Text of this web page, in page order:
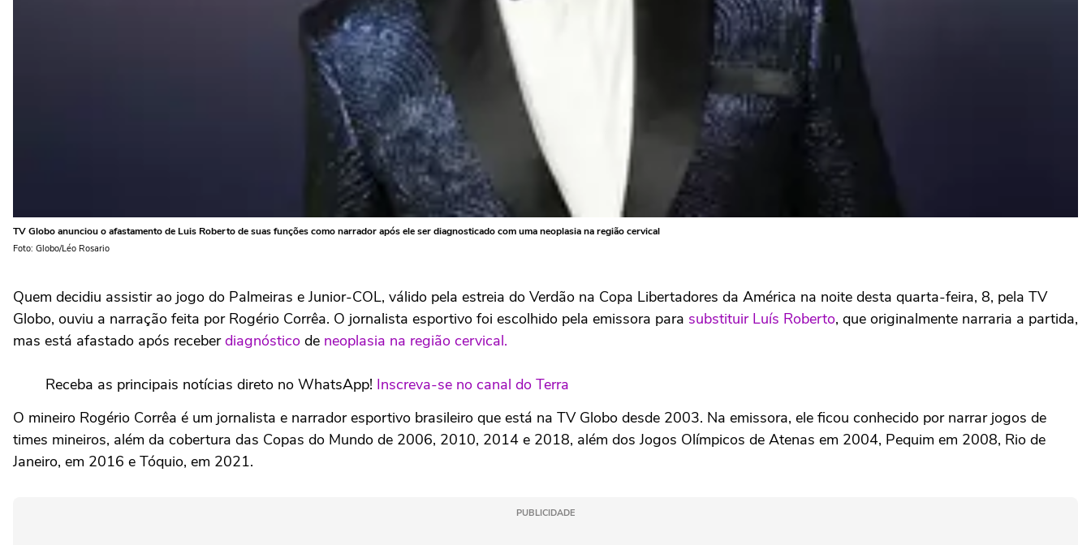
TV Globo anunciou o afastamento de Luis Roberto de suas funções como narrador após ele ser diagnosticado com uma neoplasia na região cervical
Foto: Globo/Léo Rosario
Quem decidiu assistir ao jogo do Palmeiras e Junior-COL, válido pela estreia do Verdão na Copa Libertadores da América na noite desta quarta-feira, 8, pela TV
Globo, ouviu a narração feita por Rogério Corrêa. O jornalista esportivo foi escolhido pela emissora para substituir Luís Roberto, que originalmente narraria a partida,
mas está afastado após receberdiagnóstico de neoplasia na região cervical.
Receba as principais notícias direto no WhatsApp! Inscreva-se no canal do Terra
O mineiro Rogério Corrêa é um jornalista e narrador esportivo brasileiro que está na TV Globo desde 2003. Na emissora, ele ficou conhecido por narrar jogos de
times mineiros, além da cobertura das Copas do Mundo de 2006, 2010, 2014 e 2018, além dos Jogos Olímpicos de Atenas em 2004, Pequim em 2008, Rio de
Janeiro, em 2016 e Tóquio, em 2021.
PUBLICIDADE